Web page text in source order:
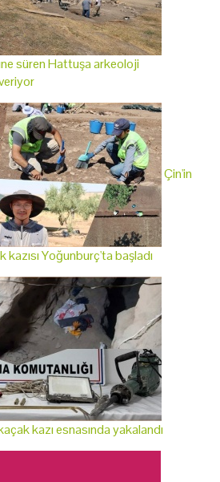
süren Hattuşa arkeoloji
Çin'in
Yoğunburç'ta başladı
kazı esnasında yakalandı